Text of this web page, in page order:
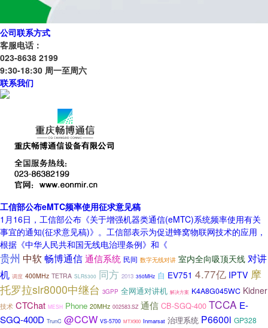
公司联系方式
客服电话：
023-8638 2199
9:30-18:30 周一至周六
联系我们
工信部公布eMTC频率使用征求意见稿
1月16日，工信部公布《关于增强机器类通信(eMTC)系统频率使用有关
事宜的通知(征求意见稿)》。工信部表示为促进蜂窝物联网技术的应用，
根据《中华人民共和国无线电治理条例》和《
贵州 中软畅博通信通信系统 民间 数字无线对讲 室内全向吸顶天线 对讲
机 调度 400MHz TETRA SLR5300 同方 2013 350MHz 自 EV751 4.77亿 IPTV 摩
托罗拉slr8000中继台 3GPP 全网通对讲机 解决方案 K4A8G045WC Kidner
技术 CTChat MESH Phone 20MHz 002583.SZ 通信 CB-SGQ-400 TCCA E-
SGQ-400D TrunC @CCW VS-5700 MTX900 Inmarsat 治理系统 P6600i GP328